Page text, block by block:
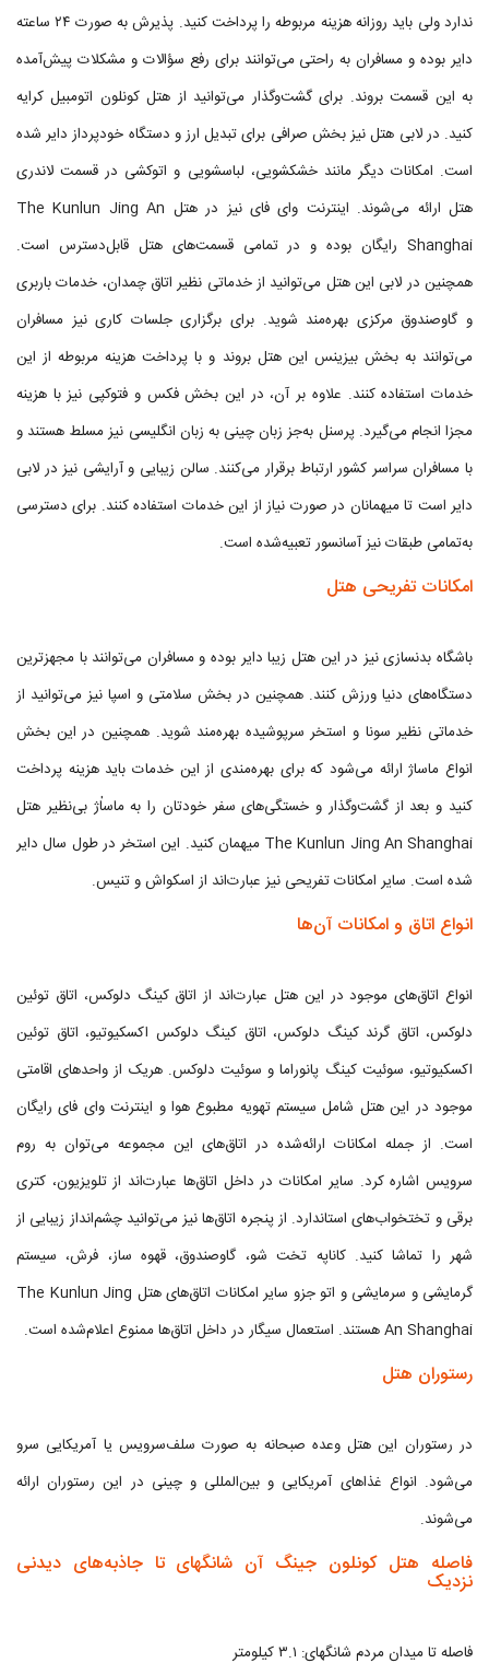
ندارد ولی باید روزانه هزینه مربوطه را پرداخت کنید. پذیرش به صورت ۲۴ ساعته
دایر بوده و مسافران به راحتی می‌توانند برای رفع سؤالات و مشکلات پیش‌آمده
به این قسمت بروند. برای گشت‌وگذار می‌توانید از هتل کونلون اتومبیل کرایه
کنید. در لابی هتل نیز بخش صرافی برای تبدیل ارز و دستگاه خودپرداز دایر شده
است. امکانات دیگر مانند خشکشویی، لباسشویی و اتوکشی در قسمت لاندری
هتل ارائه می‌شوند. اینترنت وای فای نیز در هتل The Kunlun Jing An
Shanghai رایگان بوده و در تمامی قسمت‌های هتل قابل‌دسترس است.
همچنین در لابی این هتل می‌توانید از خدماتی نظیر اتاق چمدان، خدمات باربری
و گاوصندوق مرکزی بهره‌مند شوید. برای برگزاری جلسات کاری نیز مسافران
می‌توانند به بخش بیزینس این هتل بروند و با پرداخت هزینه مربوطه از این
خدمات استفاده کنند. علاوه بر آن، در این بخش فکس و فتوکپی نیز با هزینه
مجزا انجام می‌گیرد. پرسنل به‌جز زبان چینی به زبان انگلیسی نیز مسلط هستند و
با مسافران سراسر کشور ارتباط برقرار می‌کنند. سالن زیبایی و آرایشی نیز در لابی
دایر است تا میهمانان در صورت نیاز از این خدمات استفاده کنند. برای دسترسی
به‌تمامی طبقات نیز آسانسور تعبیه‌شده است.
امکانات تفریحی هتل
باشگاه بدنسازی نیز در این هتل زیبا دایر بوده و مسافران می‌توانند با مجهزترین
دستگاه‌های دنیا ورزش کنند. همچنین در بخش سلامتی و اسپا نیز می‌توانید از
خدماتی نظیر سونا و استخر سرپوشیده بهره‌مند شوید. همچنین در این بخش
انواع ماساژ ارائه می‌شود که برای بهره‌مندی از این خدمات باید هزینه پرداخت
کنید و بعد از گشت‌وگذار و خستگی‌های سفر خودتان را به ماساٰژ بی‌نظیر هتل
The Kunlun Jing An Shanghai میهمان کنید. این استخر در طول سال دایر
شده است. سایر امکانات تفریحی نیز عبارت‌اند از اسکواش و تنیس.
انواع اتاق و امکانات آن‌ها
انواع اتاق‌های موجود در این هتل عبارت‌اند از اتاق کینگ دلوکس، اتاق توئین
دلوکس، اتاق گرند کینگ دلوکس، اتاق کینگ دلوکس اکسکیوتیو، اتاق توئین
اکسکیوتیو، سوئیت کینگ پانوراما و سوئیت دلوکس. هریک از واحدهای اقامتی
موجود در این هتل شامل سیستم تهویه مطبوع هوا و اینترنت وای فای رایگان
است. از جمله امکانات ارائه‌شده در اتاق‌های این مجموعه می‌توان به روم
سرویس اشاره کرد. سایر امکانات در داخل اتاق‌ها عبارت‌اند از تلویزیون، کتری
برقی و تختخواب‌های استاندارد. از پنجره اتاق‌ها نیز می‌توانید چشم‌انداز زیبایی از
شهر را تماشا کنید. کاناپه تخت شو، گاوصندوق، قهوه ساز، فرش، سیستم
گرمایشی و سرمایشی و اتو جزو سایر امکانات اتاق‌های هتل The Kunlun Jing
An Shanghai هستند. استعمال سیگار در داخل اتاق‌ها ممنوع اعلام‌شده است.
رستوران هتل
در رستوران این هتل وعده صبحانه به صورت سلف‌سرویس یا آمریکایی سرو
می‌شود. انواع غذاهای آمریکایی و بین‌المللی و چینی در این رستوران ارائه
می‌شوند.
فاصله هتل کونلون جینگ آن شانگهای تا جاذبه‌های دیدنی
نزدیک
فاصله تا میدان مردم شانگهای: ۳.۱ کیلومتر